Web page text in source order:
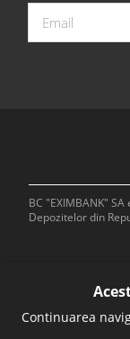
BC "EXIMBANK"
Depozitelor din
Continuarea